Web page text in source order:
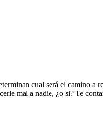
cual será el camino a
mal a nadie, ¿o si? Te